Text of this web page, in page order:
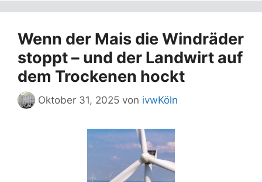
Wenn der Mais die Windräder
stoppt – und der Landwirt auf
dem Trockenen hockt
Oktober 31, 2025 von ivwKöln